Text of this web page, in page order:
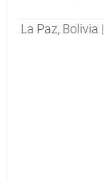
La Paz, Bolivia